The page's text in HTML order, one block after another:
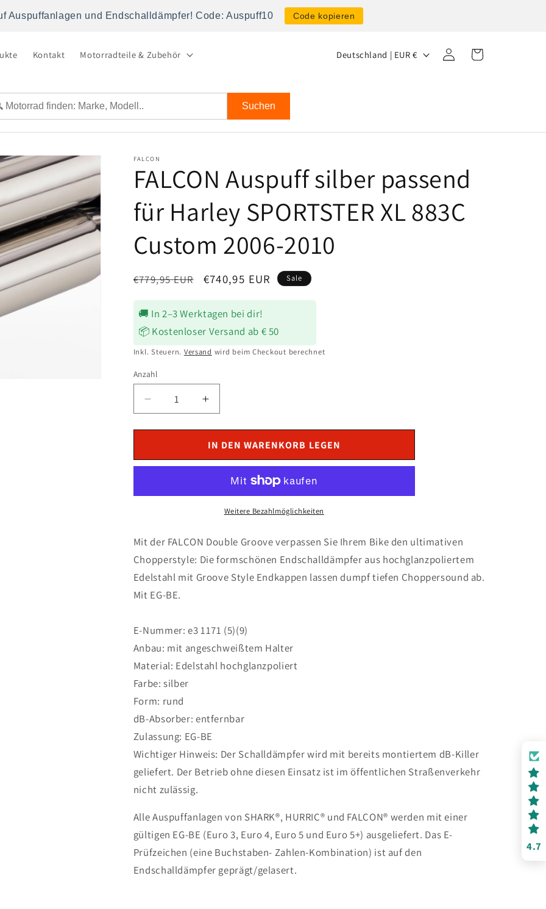
Auspuffanlagen und Endschalldämpfer! Code: Auspuff10 Code kopieren
Kontakt Motorradteile & Zubehör
e
g
i
o
n
Deutschland | EUR € EinloggenWarenkorb
Suchen
FALCON
FALCON Auspuff silber passend
für Harley SPORTSTER XL 883C
Custom 2006-2010
Normaler
€779,95 EUR Verkaufspreis
€740,95 EUR Sale
🚚 In 2–3 Werktagen bei dir!
📦 Kostenloser Versand ab € 50
Inkl. Steuern. Versand wird beim Checkout berechnet
Anzahl
Verringere
die
Menge
FALCON
passend
SPORTSTER
883C
Custom
2006-
Erhöhe
die
Menge
für
FALCON
silber
passend
SPORTSTER
883C
Custom
IN DEN WARENKORB LEGEN
Weitere Bezahlmöglichkeiten
Mit der FALCON Double Groove verpassen Sie Ihrem Bike den ultimativen
Chopperstyle: Die formschönen Endschalldämpfer aus hochglanzpoliertem
Edelstahl mit Groove Style Endkappen lassen dumpf tiefen Choppersound ab.
Mit EG-BE.
E-Nummer: e3 1171 (5)(9)
Anbau: mit angeschweißtem Halter
Material: Edelstahl hochglanzpoliert
Farbe: silber
Form: rund
dB-Absorber: entfernbar
Zulassung: EG-BE
Wichtiger Hinweis: Der Schalldämpfer wird mit bereits montiertem dB-Killer
geliefert. Der Betrieb ohne diesen Einsatz ist im öffentlichen Straßenverkehr
nicht zulässig.
Alle Auspuffanlagen von SHARK®, HURRIC® und FALCON® werden mit einer
gültigen EG-BE (Euro 3, Euro 4, Euro 5 und Euro 5+) ausgeliefert. Das E-
Prüfzeichen (eine Buchstaben- Zahlen-Kombination) ist auf den
Endschalldämpfer geprägt/gelasert.
4.7